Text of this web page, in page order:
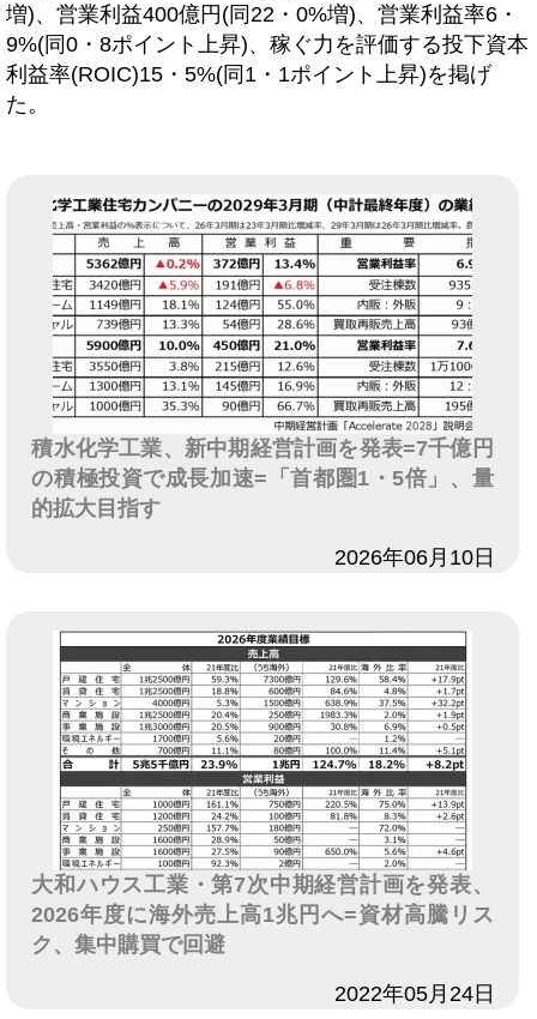
増)、営業利益400億円(同22・0%増)、営業利益率6・
9%(同0・8ポイント上昇)、稼ぐ力を評価する投下資本
利益率(ROIC)15・5%(同1・1ポイント上昇)を掲げ
た。
積水化学工業、新中期経営計画を発表=7千億円
の積極投資で成長加速=「首都圏1・5倍」、量
的拡大目指す
2026年06月10日
大和ハウス工業・第7次中期経営計画を発表、
2026年度に海外売上高1兆円へ=資材高騰リス
ク、集中購買で回避
2022年05月24日